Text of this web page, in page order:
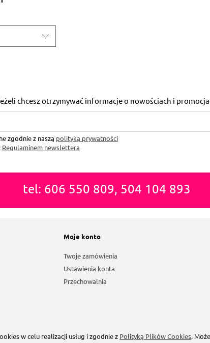
w celu realizacji usług i zgodnie z Polityką Plików Cookies.
chcesz otrzymywać informacje o nowościach i
zgodnie z naszą polityką prywatności
Regulaminem newslettera
tel: 606 550 809, 504 104 893
Moje konto
Twoje zamówienia
Ustawienia konta
Przechowalnia
Sklep